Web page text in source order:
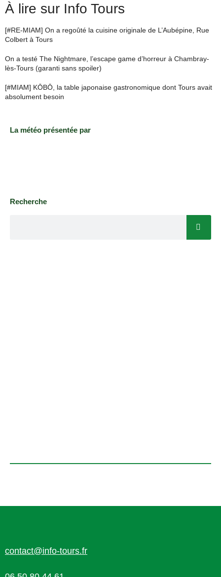
À lire sur Info Tours
[#RE-MIAM] On a regoûté la cuisine originale de L’Aubépine, Rue
Colbert à Tours
On a testé The Nightmare, l’escape game d’horreur à Chambray-
lès-Tours (garanti sans spoiler)
[#MIAM] KŌBŌ, la table japonaise gastronomique dont Tours avait
absolument besoin
La météo présentée par
Recherche
contact@info-tours.fr